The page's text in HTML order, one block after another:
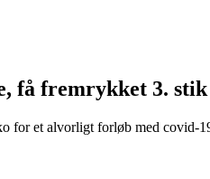
få fremrykket 3. stik
for et alvorligt forløb med